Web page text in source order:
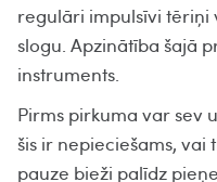
regulāri impulsīvi tēriņi
slogu. Apzinātība šajā
instruments.
Pirms pirkuma var sev
šis ir nepieciešams, vai
pauze bieži palīdz